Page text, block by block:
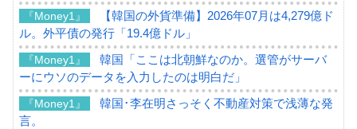
『Money1』
【韓国の外貨準備】2026年07月は4,279億ド
ル。外平債の発行「19.4億ドル」
『Money1』
韓国「ここは北朝鮮なのか。選管がサーバ
ーにウソのデータを入力したのは明白だ」
『Money1』
韓国･李在明さっそく不動産対策で浅薄な発
言。